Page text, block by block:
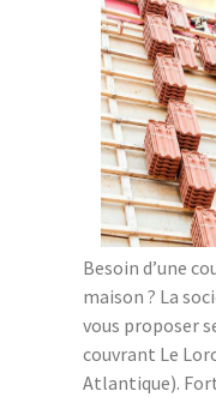
Besoin d’une
maison ? La
vous proposer
couvrant Le
Atlantique).